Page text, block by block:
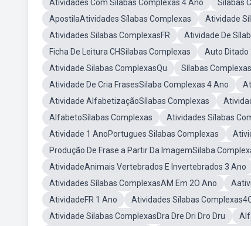
Atividades Com Sílabas Complexas 4 Ano
Sílabas
ApostilaAtividades Sílabas Complexas
Atividade
Atividades Silabas ComplexasFR
Atividade De
Ficha De Leitura CHSilabas Complexas
Auto Ditado
Atividade Silabas ComplexasQu
Sílabas
Atividade De Cria FrasesSilaba Complexas 4 Ano
Atividade AlfabetizaçãoSílabas Complexas
AlfabetoSílabas Complexas
Atividades Sílabas
Atividade 1 AnoPortugues Silabas Complexas
Produção De Frase a Partir Da ImagemSilaba
AtividadeAnimais Vertebrados E Invertebrados 3 Ano
Atividades Sílabas ComplexasAM Em 2O Ano
AtividadeFR 1 Ano
Atividades Sílabas
Atividade Silabas ComplexasDra Dre Dri Dro Dru